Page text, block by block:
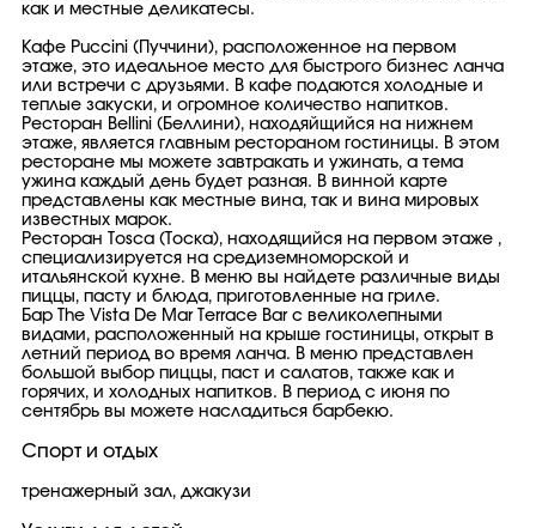
как и местные деликатесы.
Кафе Puccini (Пуччини), расположенное на первом
этаже, это идеальное место для быстрого бизнес ланча
или встречи с друзьями. В кафе подаются холодные и
теплые закуски, и огромное количество напитков.
Ресторан Bellini (Беллини), находяйщийся на нижнем
этаже, является главным рестораном гостиницы. В этом
ресторане мы можете завтракать и ужинать, а тема
ужина каждый день будет разная. В винной карте
представлены как местные вина, так и вина мировых
известных марок.
Ресторан Tosca (Тоска), находящийся на первом этаже ,
специализируется на средиземноморской и
итальянской кухне. В меню вы найдете различные виды
пиццы, пасту и блюда, приготовленные на гриле.
Бар The Vista De Mar Terrace Bar с великолепными
видами, расположенный на крыше гостиницы, открыт в
летний период во время ланча. В меню представлен
большой выбор пиццы, паст и салатов, также как и
горячих, и холодных напитков. В период с июня по
сентябрь вы можете насладиться барбекю.
Спорт и отдых
тренажерный зал, джакузи